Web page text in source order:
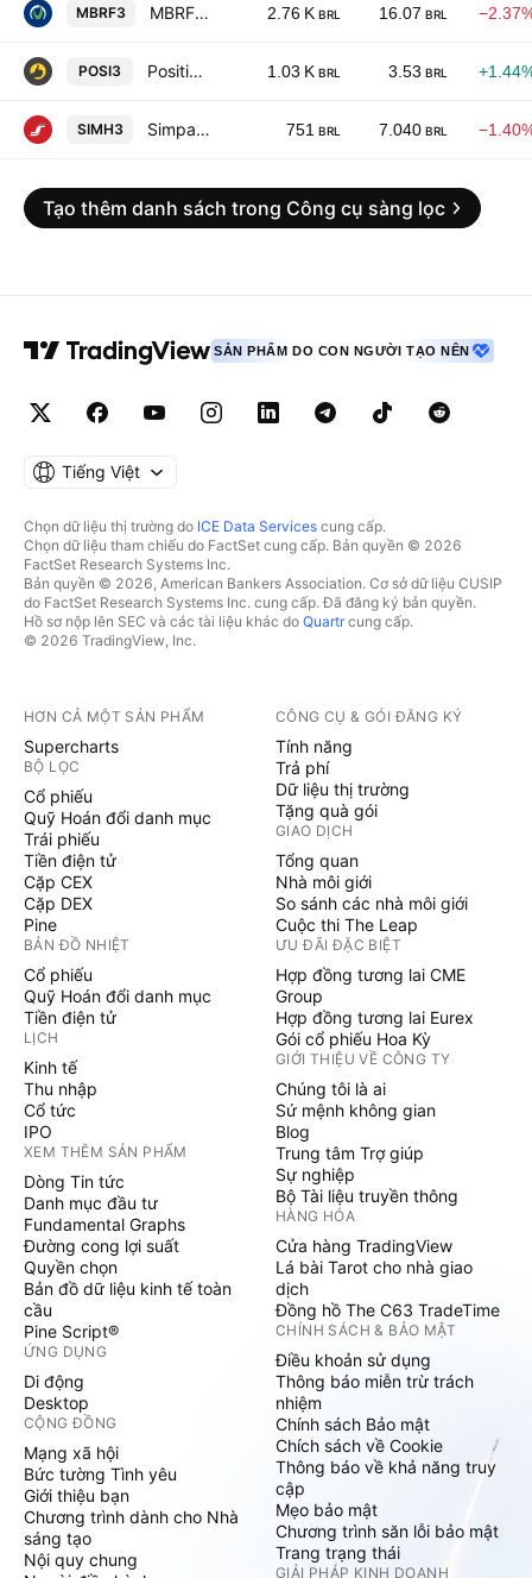
MBRF3 MBRF Global Foods Company S.A. 2.76 K BRL 16.07 BRL
POSI3 Positivo Tecnologia SA 1.03 K BRL 3.53 BRL
SIMH3 Simpar SA 751 BRL 7.040 BRL
Tạo thêm danh sách trong Công cụ sàng lọc
SẢN PHẨM DO CON NGƯỜI TẠO NÊN
Tiếng Việt
Chọn dữ liệu thị trường do ICE Data Services cung cấp.
Chọn dữ liệu tham chiếu do FactSet cung cấp. Bản quyền © 2026
FactSet Research Systems Inc.
Bản quyền © 2026, American Bankers Association. Cơ sở dữ liệu CUSIP
do FactSet Research Systems Inc. cung cấp. Đã đăng ký bản quyền.
Hồ sơ nộp lên SEC và các tài liệu khác do Quartrcung cấp.
© 2026 TradingView, Inc.
HƠN CẢ MỘT SẢN PHẨM
Supercharts
BỘ LỌC
Cổ phiếu
Quỹ Hoán đổi danh mục
Trái phiếu
Tiền điện tử
Cặp CEX
Cặp DEX
Pine
BẢN ĐỒ NHIỆT
Cổ phiếu
Quỹ Hoán đổi danh mục
Tiền điện tử
LỊCH
Kinh tế
Thu nhập
Cổ tức
IPO
XEM THÊM SẢN PHẨM
Dòng Tin tức
Danh mục đầu tư
Fundamental Graphs
Đường cong lợi suất
Quyền chọn
Bản đồ dữ liệu kinh tế toàn
cầu
Pine Script®
ỨNG DỤNG
Di động
Desktop
CỘNG ĐỒNG
Mạng xã hội
Bức tường Tình yêu
Giới thiệu bạn
Chương trình dành cho Nhà
sáng tạo
Nội quy chung
CÔNG CỤ & GÓI ĐĂNG KÝ
Tính năng
Trả phí
Dữ liệu thị trường
Tặng quà gói
GIAO DỊCH
Tổng quan
Nhà môi giới
So sánh các nhà môi giới
Cuộc thi The Leap
ƯU ĐÃI ĐẶC BIỆT
Hợp đồng tương lai CME
Group
Hợp đồng tương lai Eurex
Gói cổ phiếu Hoa Kỳ
GIỚI THIỆU VỀ CÔNG TY
Chúng tôi là ai
Sứ mệnh không gian
Blog
Trung tâm Trợ giúp
Sự nghiệp
Bộ Tài liệu truyền thông
HÀNG HÓA
Cửa hàng TradingView
Lá bài Tarot cho nhà giao
dịch
Đồng hồ The C63 TradeTime
CHÍNH SÁCH & BẢO MẬT
Điều khoản sử dụng
Thông báo miễn trừ trách
nhiệm
Chính sách Bảo mật
Chích sách về Cookie
Thông báo về khả năng truy
cập
Mẹo bảo mật
Chương trình săn lỗi bảo mật
Trang trạng thái
GIẢI PHÁP KINH DOANH